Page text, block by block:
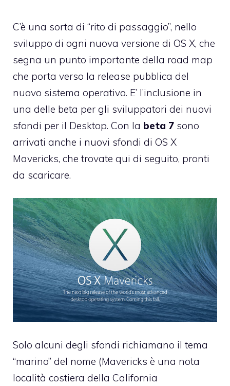
C’è una sorta di “rito di passaggio”, nello
sviluppo di ogni nuova versione di OS X, che
segna un punto importante della road map
che porta verso la release pubblica del
nuovo sistema operativo. E’ l’inclusione in
una delle beta per gli sviluppatori dei nuovi
sfondi per il Desktop. Con la beta 7 sono
arrivati anche i nuovi sfondi di OS X
Mavericks, che trovate qui di seguito, pronti
da scaricare.
Solo alcuni degli sfondi richiamano il tema
“marino” del nome (Mavericks è una nota
località costiera della California